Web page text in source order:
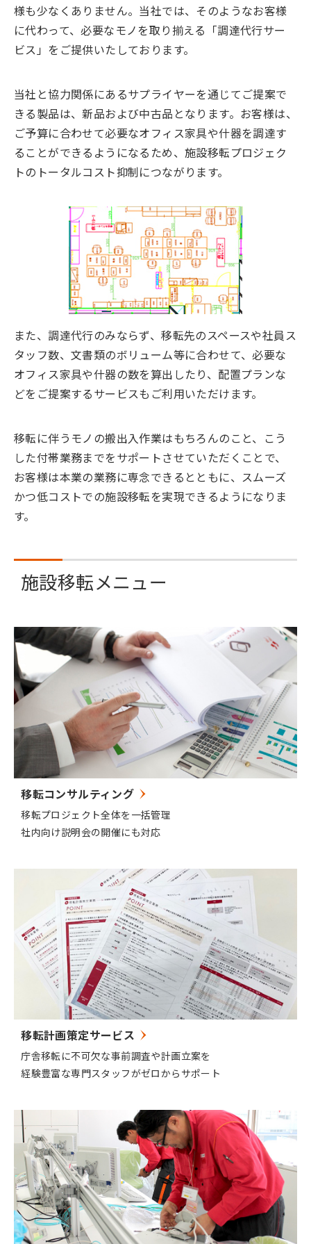
様も少なくありません。当社では、そのようなお客様
に代わって、必要なモノを取り揃える「調達代行サー
ビス」をご提供いたしております。
当社と協力関係にあるサプライヤーを通じてご提案で
きる製品は、新品および中古品となります。お客様は、
ご予算に合わせて必要なオフィス家具や什器を調達す
ることができるようになるため、施設移転プロジェク
トのトータルコスト抑制につながります。
また、調達代行のみならず、移転先のスペースや社員ス
タッフ数、文書類のボリューム等に合わせて、必要な
オフィス家具や什器の数を算出したり、配置プランな
どをご提案するサービスもご利用いただけます。
移転に伴うモノの搬出入作業はもちろんのこと、こう
した付帯業務までをサポートさせていただくことで、
お客様は本業の業務に専念できるとともに、スムーズ
かつ低コストでの施設移転を実現できるようになりま
す。
施設移転メニュー
移転コンサルティング
移転プロジェクト全体を一括管理
社内向け説明会の開催にも対応
移転計画策定サービス
庁舎移転に不可欠な事前調査や計画立案を
経験豊富な専門スタッフがゼロからサポート